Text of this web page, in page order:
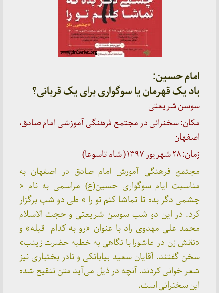
امام حسین:
یاد یک قهرمان یا سوگواری برای یک قربانی؟
سوسن شریعتی
مکان: سخنرانی در مجتمع فرهنگی آموزشی امام صادق،
اصفهان
زمان: ۲۸ شهریور ۱۳۹۷ ( شام تاسوعا)
مجتمع فرهنگی آمورش امام صادق در اصفهان به
مناسبت ایام سوگواری حسین(ع) مراسمی به نام «
چشمی دگر بده تا تماشا کنم تو را » طی دو شب برگزار
کرد. در این دو شب سوسن شریعتی و حجت الاسلام
محمد علی مهدوی راد با عنوان «رو به کدام قبله» و
«نقش زن در عاشورا با نگاهی به خطبه حضرت زینب»
سخن گفتند. آقایان سعید بیابانکی و نادر بختیاری نیز
شعر خوانی کردند. آنچه در ذیل می‌آید متن تنقیح شده
این سخنرانی است.